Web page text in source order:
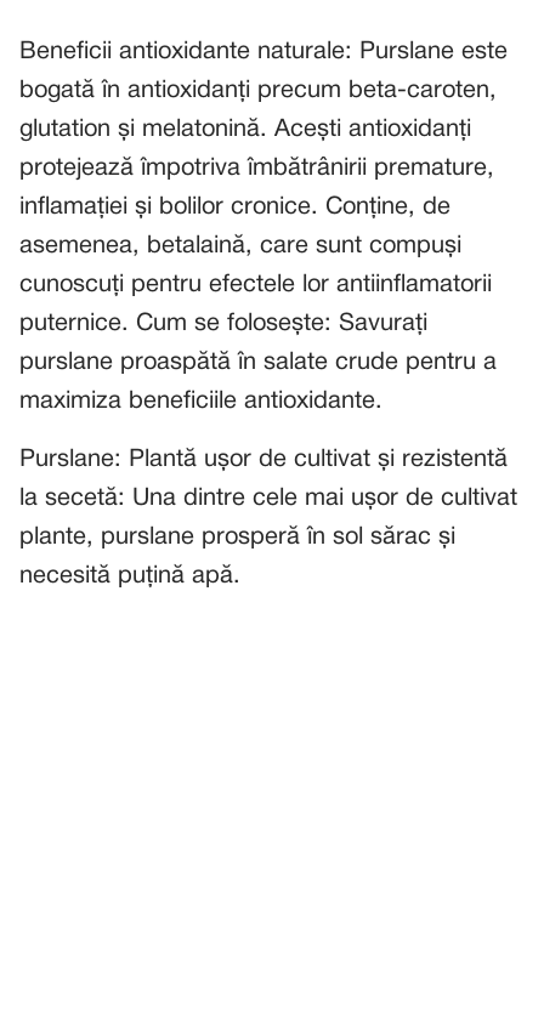
Beneficii antioxidante naturale: Purslane este
bogată în antioxidanți precum beta-caroten,
glutation și melatonină. Acești antioxidanți
protejează împotriva îmbătrânirii premature,
inflamației și bolilor cronice. Conține, de
asemenea, betalaină, care sunt compuși
cunoscuți pentru efectele lor antiinflamatorii
puternice. Cum se folosește: Savurați
purslane proaspătă în salate crude pentru a
maximiza beneficiile antioxidante.
Purslane: Plantă ușor de cultivat și rezistentă
la secetă: Una dintre cele mai ușor de cultivat
plante, purslane prosperă în sol sărac și
necesită puțină apă.